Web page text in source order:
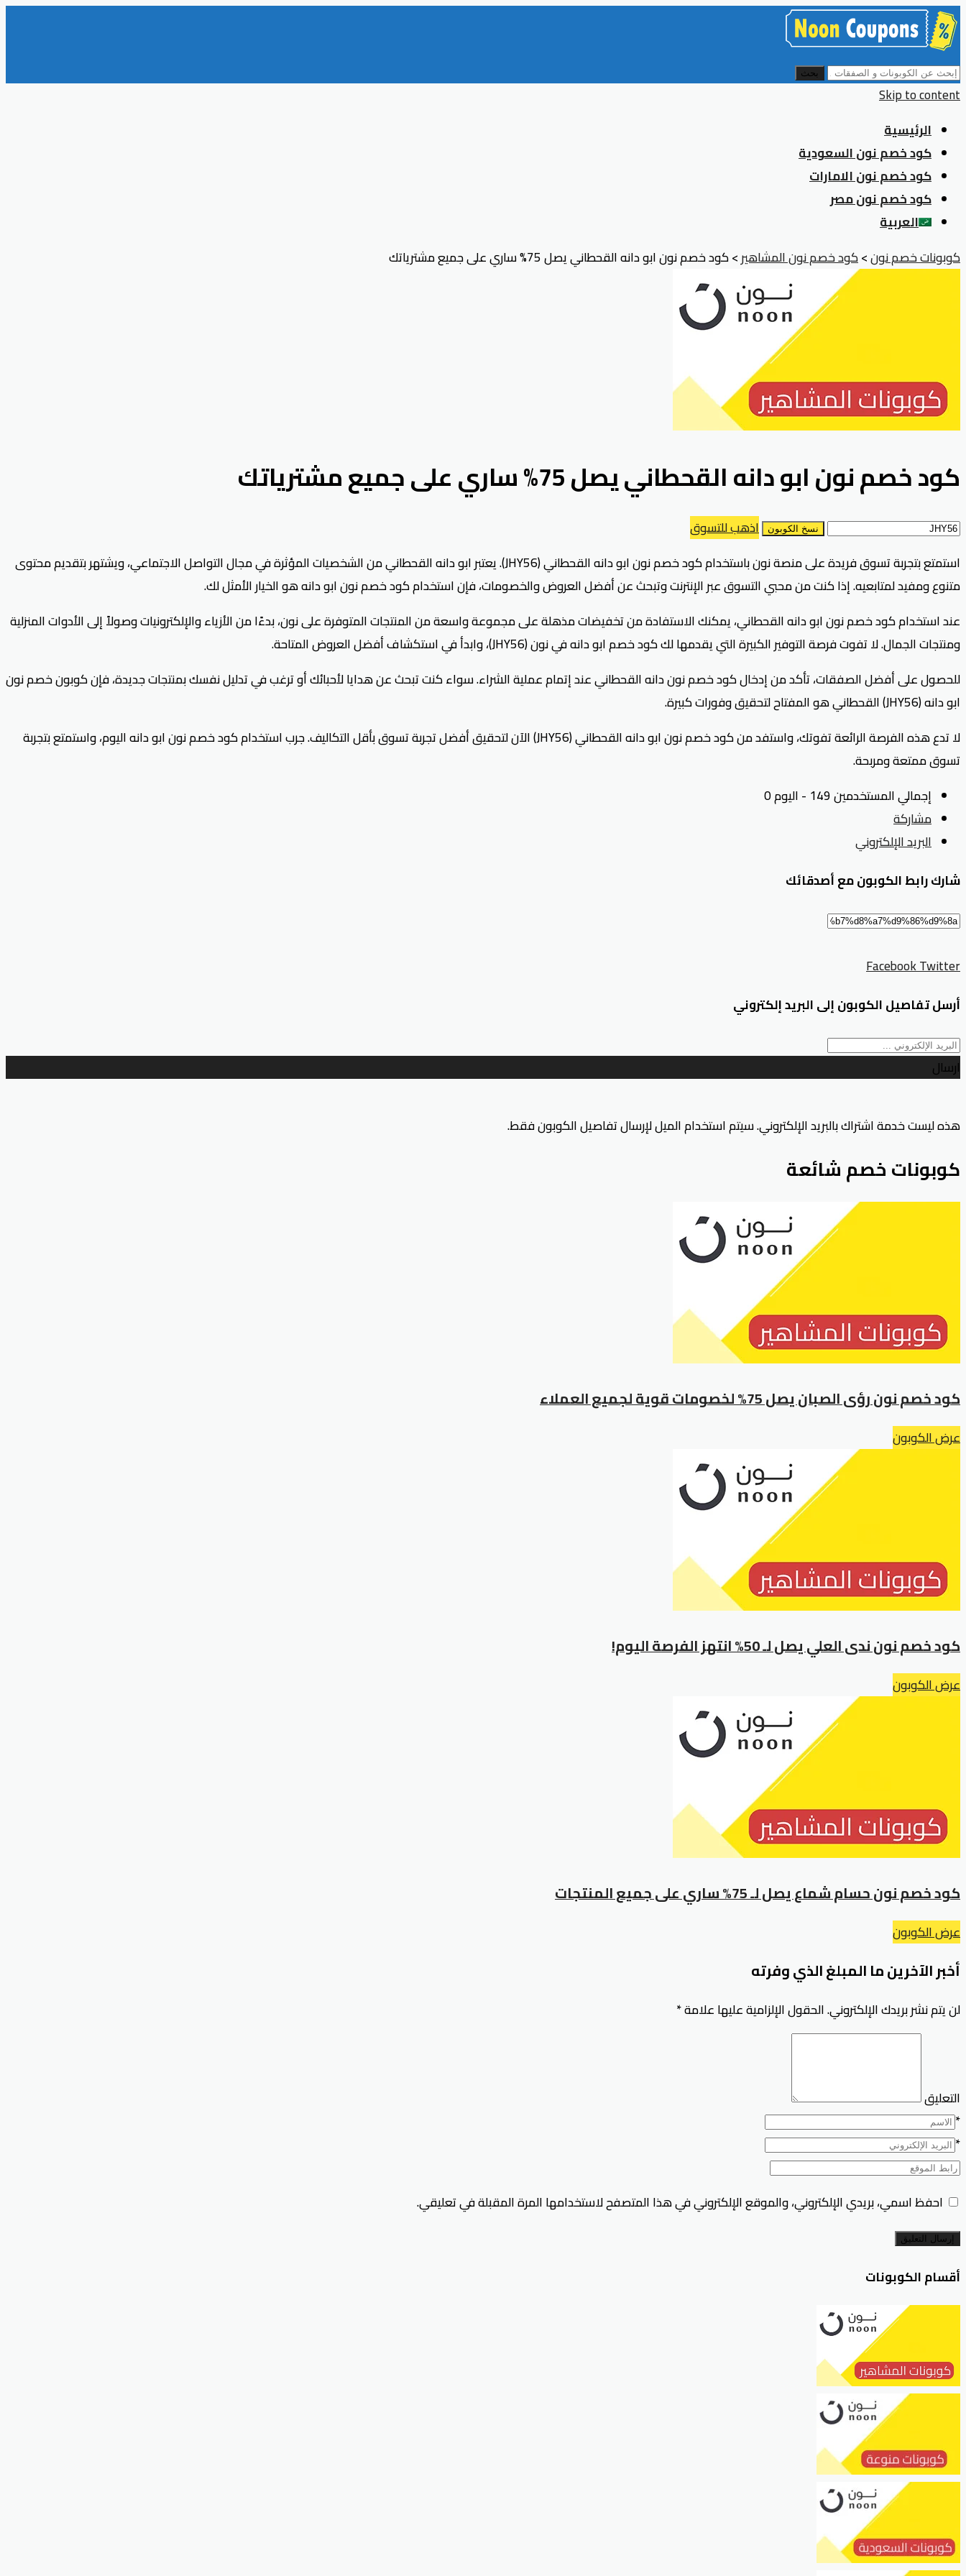
بحث
Skip to content
الرئيسية
كود خصم نون السعودية
كود خصم نون الامارات
كود خصم نون مصر
العربية
كوبونات خصم نون>كود خصم نون المشاهير>كود خصم نون ابو دانه القحطاني يصل 75% ساري على جميع مشترياتك
كود خصم نون ابو دانه القحطاني يصل 75% ساري على جميع مشترياتك
نسخ الكوبون
اذهب للتسوق
استمتع بتجربة تسوق فريدة على منصة نون باستخدام كود خصم نون ابو دانه القحطاني (JHY56). يعتبر ابو دانه القحطاني من الشخصيات المؤثرة في مجال التواصل الاجتماعي، ويشتهر بتقديم محتوى
متنوع ومفيد لمتابعيه. إذا كنت من محبي التسوق عبر الإنترنت وتبحث عن أفضل العروض والخصومات، فإن استخدام كود خصم نون ابو دانه هو الخيار الأمثل لك.
عند استخدام كود خصم نون ابو دانه القحطاني، يمكنك الاستفادة من تخفيضات مذهلة على مجموعة واسعة من المنتجات المتوفرة على نون، بدءًا من الأزياء والإلكترونيات وصولاً إلى الأدوات المنزلية
ومنتجات الجمال. لا تفوت فرصة التوفير الكبيرة التي يقدمها لك كود خصم ابو دانه في نون (JHY56)، وابدأ في استكشاف أفضل العروض المتاحة.
للحصول على أفضل الصفقات، تأكد من إدخال كود خصم نون دانه القحطاني عند إتمام عملية الشراء. سواء كنت تبحث عن هدايا لأحبائك أو ترغب في تدليل نفسك بمنتجات جديدة، فإن كوبون خصم نون
ابو دانه (JHY56) القحطاني هو المفتاح لتحقيق وفورات كبيرة.
لا تدع هذه الفرصة الرائعة تفوتك، واستفد من كود خصم نون ابو دانه القحطاني (JHY56) الآن لتحقيق أفضل تجربة تسوق بأقل التكاليف. جرب استخدام كود خصم نون ابو دانه اليوم، واستمتع بتجربة
تسوق ممتعة ومربحة.
إجمالي المستخدمين 149 - اليوم 0
مشاركة
البريد الإلكتروني
شارك رابط الكوبون مع أصدقائك
FacebookTwitter
أرسل تفاصيل الكوبون إلى البريد إلكتروني
ارسال
هذه ليست خدمة اشتراك بالبريد الإلكتروني. سيتم استخدام الميل لإرسال تفاصيل الكوبون فقط.
كوبونات خصم شائعة
كود خصم نون رؤى الصبان يصل 75% لخصومات قوية لجميع العملاء
عرض الكوبون
كود خصم نون ندى العلي يصل لـ 50% انتهز الفرصة اليوم!
عرض الكوبون
كود خصم نون حسام شماع يصل لـ 75% ساري على جميع المنتجات
عرض الكوبون
أخبر الآخرين ما المبلغ الذي وفرته
لن يتم نشر بريدك الإلكتروني.الحقول الإلزامية عليها علامة*
التعليق
*
*
احفظ اسمي، بريدي الإلكتروني، والموقع الإلكتروني في هذا المتصفح لاستخدامها المرة المقبلة في تعليقي.
إرسال التعليق
أقسام الكوبونات